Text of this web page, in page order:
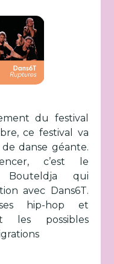
du festival
ce festival va
danse géante.
c’est le
Bouteldja qui
avec Dans6T.
hip-hop et
les possibles